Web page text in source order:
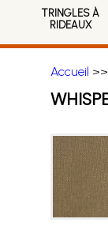
TRINGLES À
RIDEAUX
Accueil >>